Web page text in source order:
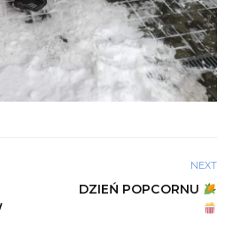
NEXT
DZIEŃ POPCORNU